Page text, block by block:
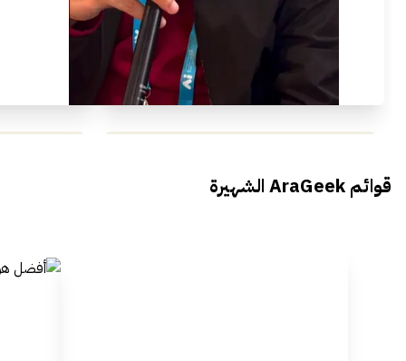
Everything Egypt
قوائم AraGeek الشهيرة